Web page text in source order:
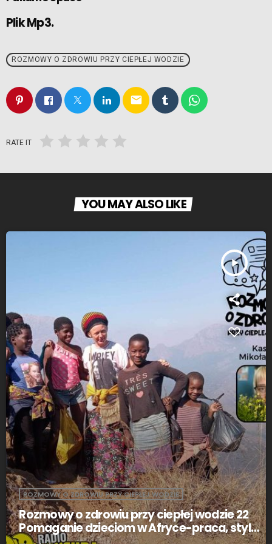
Plik Mp3.
ROZMOWY O ZDROWIU PRZY CIEPŁEJ WODZIE
email
RATE IT
YOU MAY ALSO LIKE
play_arrow
ROZMOWY O ZDROWIU PRZY CIEPŁEJ WODZIE
Rozmowy o zdrowiu przy ciepłej wodzie 22
Pomaganie dzieciom w Afryce-praca, styl